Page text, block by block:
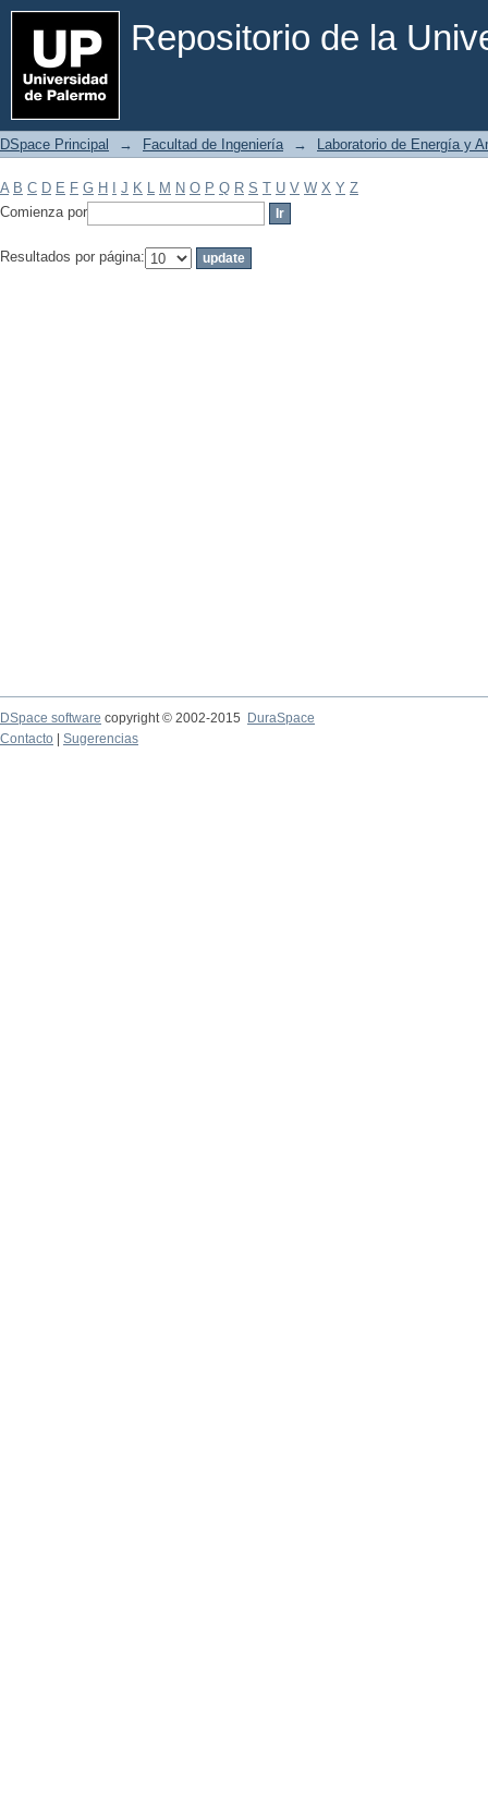
Repositorio de la
Filtrar por: Materia
DSpace Principal → Facultad de Ingeniería → Laboratorio de Energía y
A B C D E F G H J K L M N O P Q R S T U V W X Y Z
Comienza por
Resultados por página:
DSpace software copyright © 2002-2015
DuraSpace
Contacto
Sugerencias